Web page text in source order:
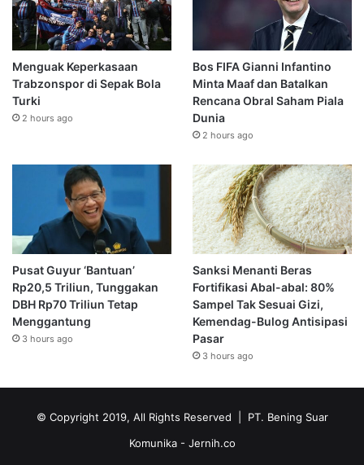
Menguak Keperkasaan
Trabzonspor di Sepak Bola
Turki
2 hours ago
Bos FIFA Gianni Infantino
Minta Maaf dan Batalkan
Rencana Obral Saham Piala
Dunia
2 hours ago
Pusat Guyur ‘Bantuan’
Rp20,5 Triliun, Tunggakan
DBH Rp70 Triliun Tetap
Menggantung
3 hours ago
Sanksi Menanti Beras
Fortifikasi Abal-abal: 80%
Sampel Tak Sesuai Gizi,
Kemendag-Bulog Antisipasi
Pasar
3 hours ago
© Copyright 2019, All Rights Reserved | PT. Bening Suar
Komunika - Jernih.co